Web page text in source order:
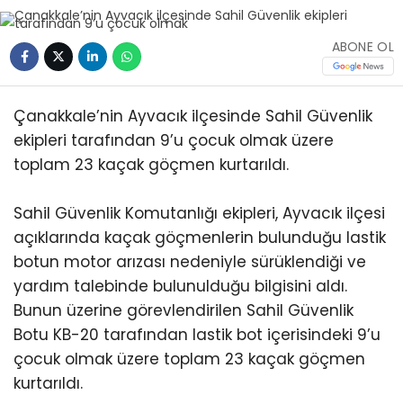
ABONE OL
Çanakkale’nin Ayvacık ilçesinde Sahil Güvenlik
ekipleri tarafından 9’u çocuk olmak üzere
toplam 23 kaçak göçmen kurtarıldı.
Sahil Güvenlik Komutanlığı ekipleri, Ayvacık ilçesi
açıklarında kaçak göçmenlerin bulunduğu lastik
botun motor arızası nedeniyle sürüklendiği ve
yardım talebinde bulunulduğu bilgisini aldı.
Bunun üzerine görevlendirilen Sahil Güvenlik
Botu KB-20 tarafından lastik bot içerisindeki 9’u
çocuk olmak üzere toplam 23 kaçak göçmen
kurtarıldı.